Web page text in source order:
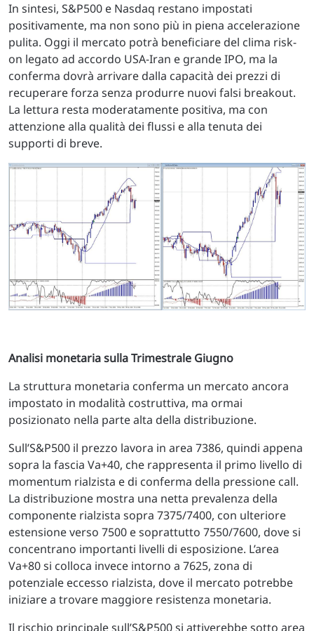
In sintesi, S&P500 e Nasdaq restano impostati
positivamente, ma non sono più in piena accelerazione
pulita. Oggi il mercato potrà beneficiare del clima risk-
on legato ad accordo USA-Iran e grande IPO, ma la
conferma dovrà arrivare dalla capacità dei prezzi di
recuperare forza senza produrre nuovi falsi breakout.
La lettura resta moderatamente positiva, ma con
attenzione alla qualità dei flussi e alla tenuta dei
supporti di breve.
Analisi monetaria sulla Trimestrale Giugno
La struttura monetaria conferma un mercato ancora
impostato in modalità costruttiva, ma ormai
posizionato nella parte alta della distribuzione.
Sull’S&P500 il prezzo lavora in area 7386, quindi appena
sopra la fascia Va+40, che rappresenta il primo livello di
momentum rialzista e di conferma della pressione call.
La distribuzione mostra una netta prevalenza della
componente rialzista sopra 7375/7400, con ulteriore
estensione verso 7500 e soprattutto 7550/7600, dove si
concentrano importanti livelli di esposizione. L’area
Va+80 si colloca invece intorno a 7625, zona di
potenziale eccesso rialzista, dove il mercato potrebbe
iniziare a trovare maggiore resistenza monetaria.
Il rischio principale sull’S&P500 si attiverebbe sotto area